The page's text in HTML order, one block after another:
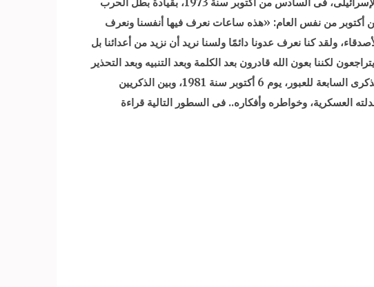
أكتوبر من نفس العام: «هذه ساعات نعرف فيها أنفسنا ونعرف
ولقد كنا نعرف عدونا دائمًا ولسنا نريد أن نزيد من أعدائنا بل
لكننا بعون الله قادرون بعد الكلمة وبعد التنبيه وبعد التحذير
أن نوجه الضربة بعد الضربة». ويتزامن العبور أيضاً مع الذكرى 36 لاغتيال السادات أثناء العرض العسكرى، فى الذكرى السابعة للعبور، يوم 6 أكتوبر سنة 1981، وبين الذكريين
العسكرية، وخواطره وأفكاره.. فى السطور التالية قراءة